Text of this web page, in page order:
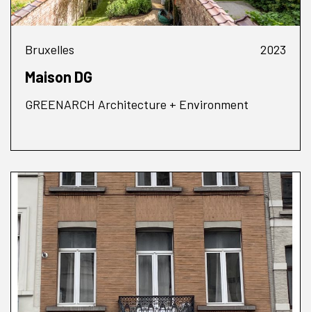
Bruxelles 2023
Maison DG
GREENARCH Architecture + Environment